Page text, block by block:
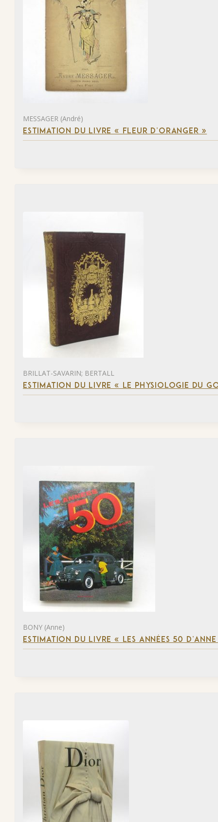
MESSAGER (André)
ESTIMATION DU LIVRE « FLEUR D’ORANGER »
BRILLAT-SAVARIN; BERTALL
ESTIMATION DU LIVRE « LE PHYSIOLOGIE DU
BONY (Anne)
ESTIMATION DU LIVRE « LES ANNÉES 50